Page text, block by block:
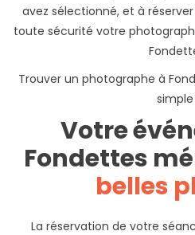
avez sélectionné, et à
toute sécurité votre
Trouver un photographe à
simple
Votre
Fondettes
belles
La réservation de votre